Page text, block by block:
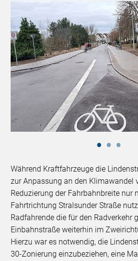
Während Kraftfahrzeuge die
zur Anpassung an den Klimawandel
Reduzierung der Fahrbahnbreite nur
Fahrtrichtung Stralsunder Straße
Radfahrende die für den Radverkehr
Einbahnstraße weiterhin im
Hierzu war es notwendig, die
30-Zonierung einzubeziehen, eine